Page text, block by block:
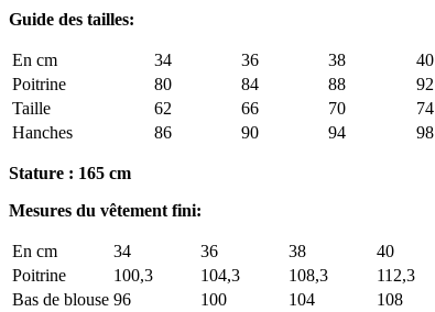
Guide des tailles:
En cm 34 36 38 40
Poitrine
80 84 88 92
Taille
62 66 70 74
Hanches
86 90 94 98
Stature : 165 cm
Mesures du vêtement fini:
En cm 34 36 38 40
Poitrine
100,3 104,3 108,3 112,3
Bas de blouse 96 100 104 108